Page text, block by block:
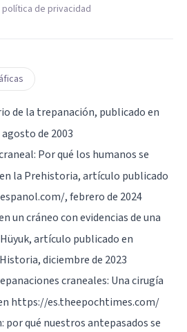
de privacidad
de la trepanación, publicado en
de 2003
Por qué los humanos se
la Prehistoria, artículo publicado
, febrero de 2024
un cráneo con evidencias de una
artículo publicado en
diciembre de 2023
craneales: Una cirugía
https://es.theepochtimes.com/
por qué nuestros antepasados se